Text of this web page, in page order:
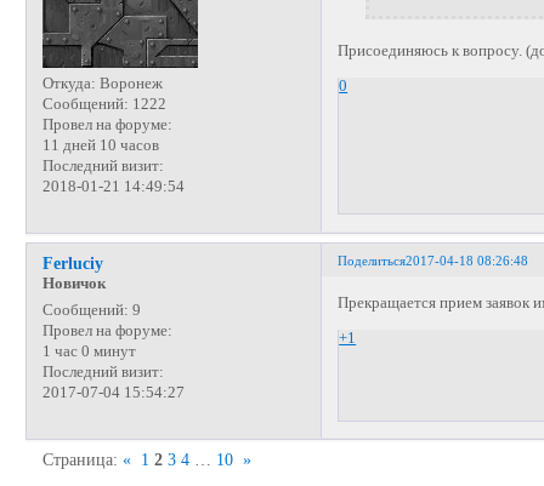
Откуда: Воронеж
Сообщений: 1222
Провел на форуме:
11 дней 10 часов
Последний визит:
2018-01-21 14:49:54
Присоединяюсь к вопросу.
0
Поделиться2017-04-18 08:26:48
Ferluciy
Новичок
Сообщений: 9
Провел на форуме:
1 час 0 минут
Последний визит:
2017-07-04 15:54:27
Прекращается прием заявок
+1
Страница:« 1 2 3 4 10 »